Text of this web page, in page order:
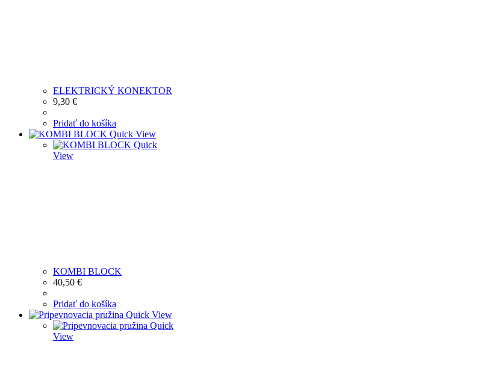
ELEKTRICKÝ KONEKTOR
9,30 €
Pridať do košíka
Quick View
Quick
View
KOMBI BLOCK
40,50 €
Pridať do košíka
Quick View
Quick
View